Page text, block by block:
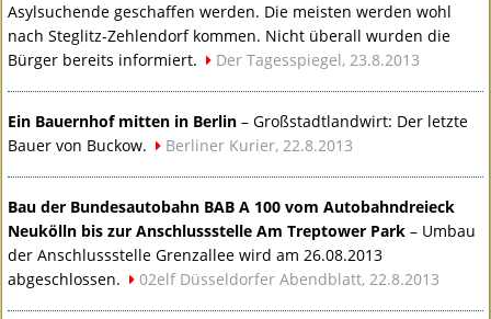
Asylsuchende geschaffen werden. Die meisten werden wohl
nach Steglitz-Zehlendorf kommen. Nicht überall wurden die
Bürger bereits informiert.
Der Tagesspiegel, 23.8.2013
Ein Bauernhof mitten in Berlin – Großstadtlandwirt: Der letzte
Bauer von Buckow.
Berliner Kurier, 22.8.2013
Bau der Bundesautobahn BAB A 100 vom Autobahndreieck
Neukölln bis zur Anschlussstelle Am Treptower Park – Umbau
der Anschlussstelle Grenzallee wird am 26.08.2013
abgeschlossen.
02elf Düsseldorfer Abendblatt, 22.8.2013